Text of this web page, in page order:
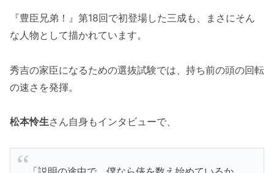
『豊臣兄弟！』第18回で初登場した三成も、まさにそん
な人物として描かれています。
秀吉の家臣になるための選抜試験では、持ち前の頭の回転
の速さを発揮。
松本怜生さん自身もインタビューで、